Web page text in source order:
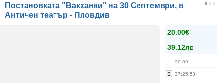
Постановката "Вакханки" на 30 Септември, в
Античен театър - Пловдив
20.00€
39.12лв
30.09
37:25:58